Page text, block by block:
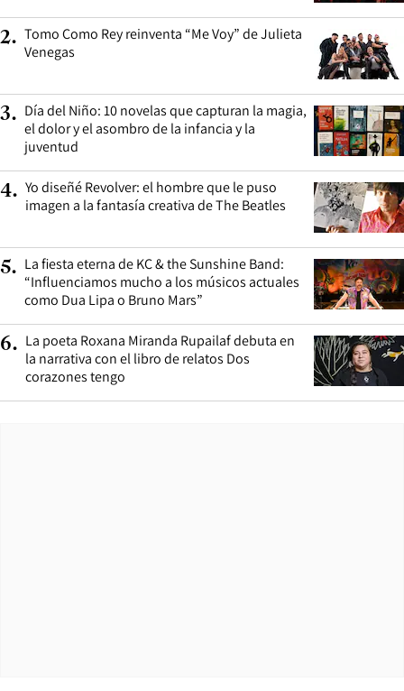
2. Tomo Como Rey reinventa “Me Voy” de Julieta
Venegas
3. Día del Niño: 10 novelas que capturan la magia,
el dolor y el asombro de la infancia y la
juventud
4. Yo diseñé Revolver: el hombre que le puso
imagen a la fantasía creativa de The Beatles
5. La fiesta eterna de KC & the Sunshine Band:
“Influenciamos mucho a los músicos actuales
como Dua Lipa o Bruno Mars”
6. La poeta Roxana Miranda Rupailaf debuta en
la narrativa con el libro de relatos Dos
corazones tengo